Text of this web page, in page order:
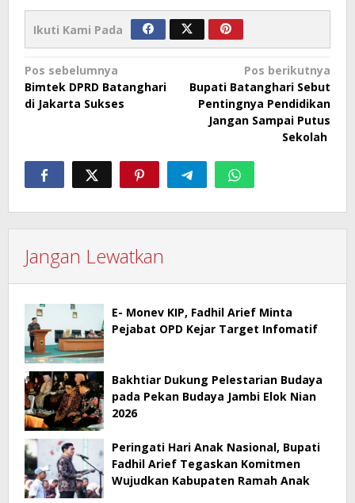
Ikuti Kami Pada
Navigasi
pos
Pos sebelumnya
Bimtek DPRD Batanghari
di Jakarta Sukses
Pos berikutnya
Bupati Batanghari Sebut
Pentingnya Pendidikan
Jangan Sampai Putus
Sekolah
Jangan Lewatkan
E- Monev KIP, Fadhil Arief Minta
Pejabat OPD Kejar Target Infomatif
Bakhtiar Dukung Pelestarian Budaya
pada Pekan Budaya Jambi Elok Nian
2026
Peringati Hari Anak Nasional, Bupati
Fadhil Arief Tegaskan Komitmen
Wujudkan Kabupaten Ramah Anak